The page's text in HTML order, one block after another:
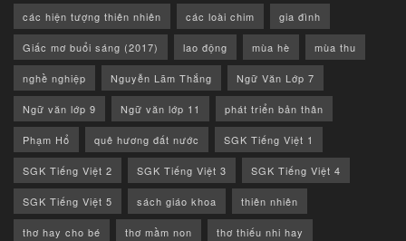
các hiện tượng thiên nhiên các loài chim gia đình
Giấc mơ buổi sáng (2017) lao động mùa hè mùa thu
nghề nghiệp Nguyễn Lãm Thắng Ngữ Văn Lớp 7
Ngữ văn lớp 9 Ngữ văn lớp 11 phát triển bản thân
Phạm Hổ quê hương đất nước SGK Tiếng Việt 1
SGK Tiếng Việt 2 SGK Tiếng Việt 3 SGK Tiếng Việt 4
SGK Tiếng Việt 5 sách giáo khoa thiên nhiên
thơ hay cho bé thơ mầm non thơ thiếu nhi hay